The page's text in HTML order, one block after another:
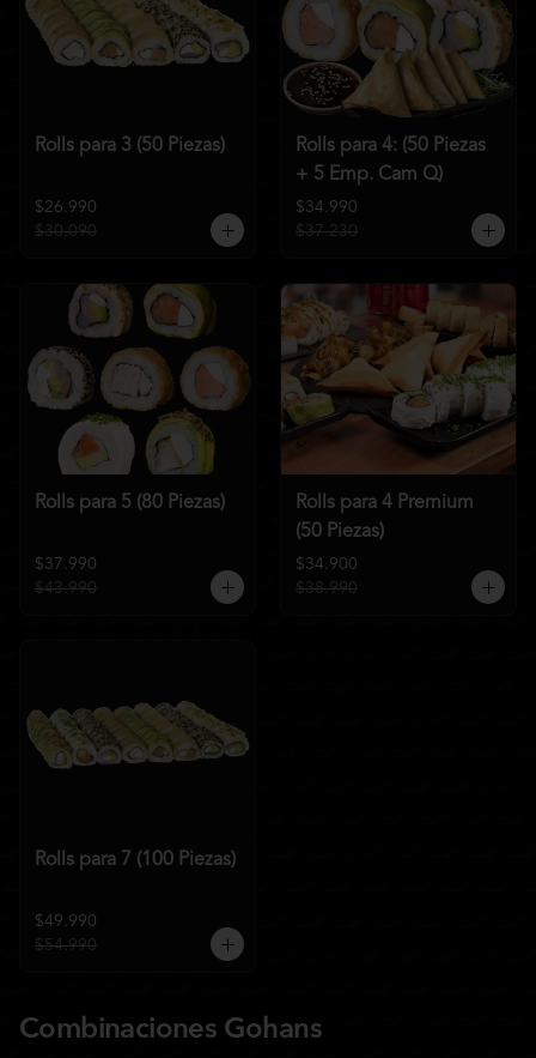
Rolls para 3 (50 Piezas)
$26.990
$30.090
Rolls para 4: (50 Piezas
+ 5 Emp. Cam Q)
$34.990
$37.230
Rolls para 5 (80 Piezas)
$37.990
$43.990
Rolls para 4 Premium
(50 Piezas)
$34.900
$38.990
Rolls para 7 (100 Piezas)
$49.990
$54.990
Combinaciones Gohans